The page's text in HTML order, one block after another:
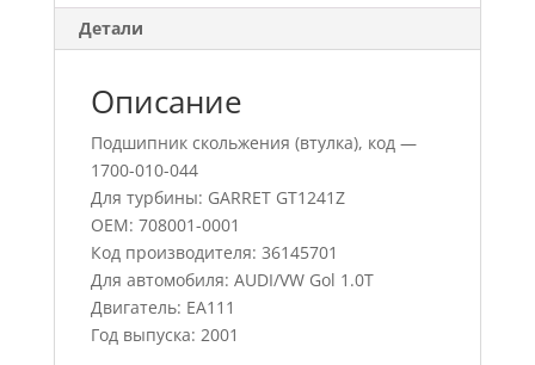
Детали
Описание
Подшипник скольжения (втулка), код —
1700-010-044
Для турбины: GARRET GT1241Z
OEM: 708001-0001
Код производителя: 36145701
Для автомобиля: AUDI/VW Gol 1.0T
Двигатель: EA111
Год выпуска: 2001